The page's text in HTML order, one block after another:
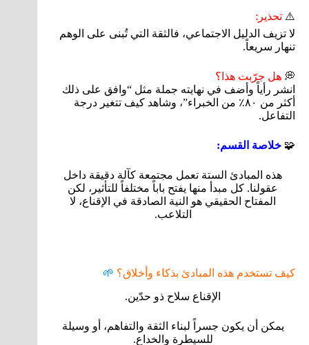
⚠️ تحذير:
لا تزيف الدليل الاجتماعي، فالثقة التي تُبنى على الوهم
تنهار سريعاً.
💭 هل جرّبت هذا؟
انشر رأياً وأضف في نهايته جملة مثل “وافق على ذلك
أكثر من ٨٠٪ من الخبراء”، وشاهد كيف تتغير درجة
التفاعل.
🧩 خلاصة القسم:
هذه المبادئ الستة تعمل مجتمعة كآلة دقيقة داخل
عقولنا. كل مبدأ منها يفتح باباً مختلفاً للتأثير، لكن
المفتاح الحقيقي هو النية الصادقة في الإقناع، لا
التلاعب.
كيف تستخدم هذه المبادئ بذكاء وأخلاق؟ 🌱
الإقناع سلاح ذو حدّين.
يمكن أن يكون جسراً لبناء الثقة والتفاهم، أو وسيلة
للسيطرة والخداع.